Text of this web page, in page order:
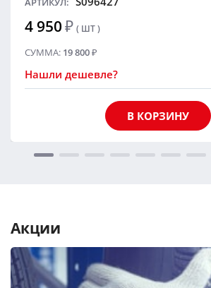
4 950₽ ( ШТ )
СУММА: 19 800₽
Нашли дешевле?
В КОРЗИНУ
Акции